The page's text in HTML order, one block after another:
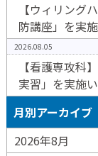
【ウィリング
防講座」を実
2026.08.05
【看護専攻科
実習」を実施
月別アーカイブ
2026年8月